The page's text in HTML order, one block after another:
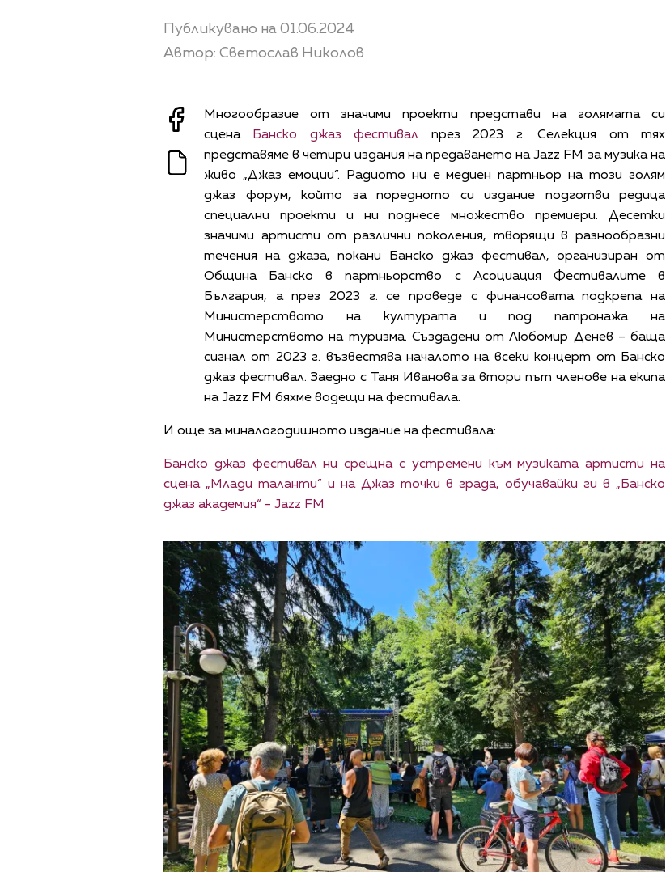
Публикувано на 01.06.2024
Автор: Светослав Николов
Многообразие от значими проекти представи на голямата си
сцена
Банско джаз фестивал през 2023 г. Селекция от тях
представяме в четири издания на предаването на Jazz FM за музика на
живо „Джаз емоции“. Радиото ни е медиен партньор на този голям
джаз форум, който за поредното си издание подготви редица
специални проекти и ни поднесе множество премиери. Десетки
значими артисти от различни поколения, творящи в разнообразни
течения на джаза, покани Банско джаз фестивал, организиран от
Община Банско в партньорство с Асоциация Фестивалите в
България, а през 2023 г. се проведе с финансовата подкрепа на
Министерството на културата и под патронажа на
Министерството на туризма. Създадени от Любомир Денев – баща
сигнал от 2023 г. възвестява началото на всеки концерт от Банско
джаз фестивал. Заедно с Таня Иванова за втори път членове на екипа
на Jazz FM бяхме водещи на фестивала.
И още за миналогодишното издание на фестивала:
Банско джаз фестивал ни срещна с устремени към музиката артисти на
сцена „Млади таланти“ и на Джаз точки в града, обучавайки ги в „Банско
джаз академия“ - Jazz FM